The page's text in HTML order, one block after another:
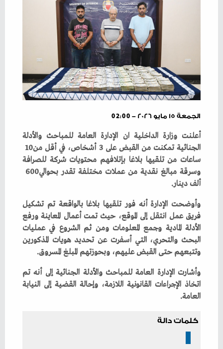
الجمعة ١٥ مايو ٢٠٢٦ - 02:00
‬الجنائية‭ ‬تمكنت‭ ‬من‭ ‬القبض‭ ‬على‭ ‬3‭ ‬أشخاص،‭ ‬في‭ ‬أقل‭ ‬من‭ ‬10‭
‬وسرقة‭ ‬مبالغ‭ ‬نقدية‭ ‬من‭ ‬عملات‭ ‬مختلفة‭ ‬تقدر‭ ‬بحوالي‭ ‬600‭
‬ألف‭ ‬دينار‭.‬
‬وتتبعهم‭ ‬حتى‭ ‬القبض‭ ‬عليهم،‭ ‬وبحوزتهم‭ ‬المبلغ‭ ‬المسروق‭.‬
‬العامة‭.‬
كلمات دالة